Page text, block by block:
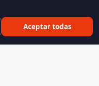
Aceptar todas